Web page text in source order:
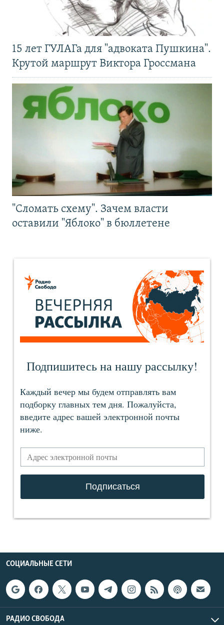
15 лет ГУЛАГа для "адвоката Пушкина".
Крутой маршрут Виктора Гроссмана
"Сломать схему". Зачем власти
оставили "Яблоко" в бюллетене
СОЦИАЛЬНЫЕ СЕТИ
РАДИО СВОБОДА